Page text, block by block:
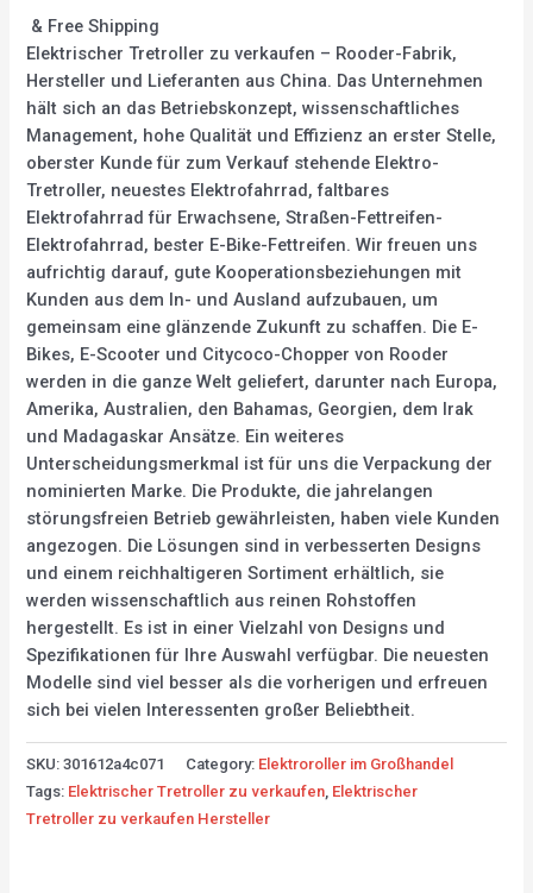
& Free Shipping
Elektrischer Tretroller zu verkaufen – Rooder-Fabrik,
Hersteller und Lieferanten aus China. Das Unternehmen
hält sich an das Betriebskonzept, wissenschaftliches
Management, hohe Qualität und Effizienz an erster Stelle,
oberster Kunde für zum Verkauf stehende Elektro-
Tretroller, neuestes Elektrofahrrad, faltbares
Elektrofahrrad für Erwachsene, Straßen-Fettreifen-
Elektrofahrrad, bester E-Bike-Fettreifen. Wir freuen uns
aufrichtig darauf, gute Kooperationsbeziehungen mit
Kunden aus dem In- und Ausland aufzubauen, um
gemeinsam eine glänzende Zukunft zu schaffen. Die E-
Bikes, E-Scooter und Citycoco-Chopper von Rooder
werden in die ganze Welt geliefert, darunter nach Europa,
Amerika, Australien, den Bahamas, Georgien, dem Irak
und Madagaskar Ansätze. Ein weiteres
Unterscheidungsmerkmal ist für uns die Verpackung der
nominierten Marke. Die Produkte, die jahrelangen
störungsfreien Betrieb gewährleisten, haben viele Kunden
angezogen. Die Lösungen sind in verbesserten Designs
und einem reichhaltigeren Sortiment erhältlich, sie
werden wissenschaftlich aus reinen Rohstoffen
hergestellt. Es ist in einer Vielzahl von Designs und
Spezifikationen für Ihre Auswahl verfügbar. Die neuesten
Modelle sind viel besser als die vorherigen und erfreuen
sich bei vielen Interessenten großer Beliebtheit.
SKU:301612a4c071 Category: Elektroroller im Großhandel
Tags: Elektrischer Tretroller zu verkaufen, Elektrischer
Tretroller zu verkaufen Hersteller